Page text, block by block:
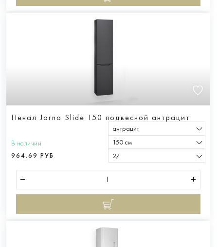
Пенал Jorno Slide 150 подвесной антрацит
В наличии
964.69 РУБ
антрацит
150 см
27